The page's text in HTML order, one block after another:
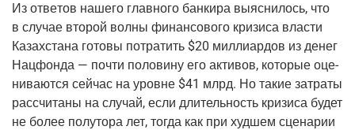
Из отве­тов наше­го глав­но­го бан­ки­ра выяс­ни­лось, что
в слу­чае вто­рой вол­ны финан­со­во­го кри­зи­са вла­сти
Казах­ста­на гото­вы потра­тить $20 мил­ли­ар­дов из денег
Нац­фон­да — почти поло­ви­ну его акти­вов, кото­рые оце­
ни­ва­ют­ся сей­час на уровне $41 млрд. Но такие затра­ты
рас­счи­та­ны на слу­чай, если дли­тель­ность кри­зи­са будет
не более полу­то­ра лет, тогда как при худ­шем сце­на­рии